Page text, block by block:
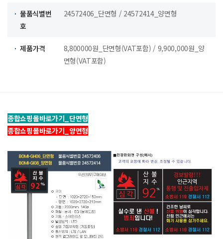
물품식별번
호
24572406_단면형 / 24572414_양면형
제품가격
8,800000원_단면형(VAT포함) / 9,900,000원_양
면형(VAT포함)
종합쇼핑몰바로가기_단면형
종합쇼핑몰바로가기_양면형